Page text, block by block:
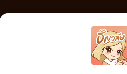
เว็บไซต์แห่งนี้ไม่ได้เห็นด้วยและไม่ขอรับผิดชอบต่อข้อความ
วิจารณญาณในการกลั่นกรองด้วยตนเอง และหากท่านพบข้อ
กรุณาแจ้งมาที่ tunwalai@ookbee.com เพื่อทีมงานจะได้ด
ลิขสิทธิ์ตามพระราชบัญญัติลิขสิทธิ์ (ฉบับเพิ่มเติม) พ.ศ.2558